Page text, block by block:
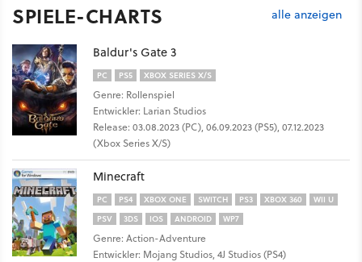
SPIELE-CHARTS alle anzeigen
Baldur's Gate 3
PC PS5 XBOX SERIES X/S
Genre: Rollenspiel
Entwickler: Larian Studios
Release: 03.08.2023 (PC), 06.09.2023 (PS5), 07.12.2023
(Xbox Series X/S)
Minecraft
PC PS4 XBOX ONE SWITCH PS3 XBOX 360
WII U
PSV
3DS IOS ANDROID WP7
Genre: Action-Adventure
Entwickler: Mojang Studios, 4J Studios (PS4)